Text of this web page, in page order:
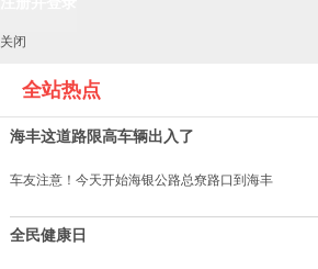
关闭
全站热点
海丰这道路限高车辆出入了
车友注意！今天开始海银公路总尞路口到海丰
全民健康日